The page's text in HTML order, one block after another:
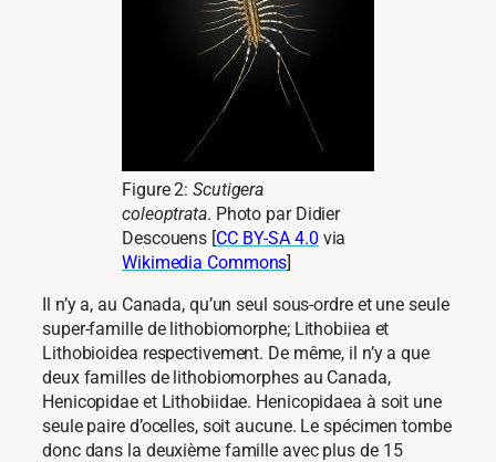
Figure 2: Scutigera
coleoptrata. Photo par Didier
Descouens [CC BY-SA 4.0 via
Wikimedia Commons]
Il n’y a, au Canada, qu’un seul sous-ordre et une seule
super-famille de lithobiomorphe; Lithobiiea et
Lithobioidea respectivement. De même, il n’y a que
deux familles de lithobiomorphes au Canada,
Henicopidae et Lithobiidae. Henicopidaea à soit une
seule paire d’ocelles, soit aucune. Le spécimen tombe
donc dans la deuxième famille avec plus de 15